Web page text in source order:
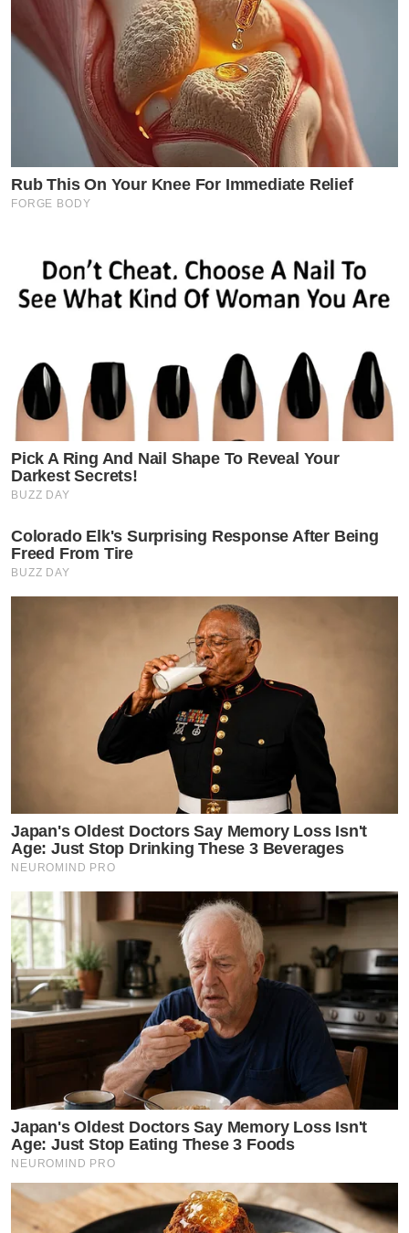
Rub This On Your Knee For Immediate Relief
FORGE BODY
Pick A Ring And Nail Shape To Reveal Your
Darkest Secrets!
BUZZ DAY
Colorado Elk's Surprising Response After Being
Freed From Tire
BUZZ DAY
Japan's Oldest Doctors Say Memory Loss Isn't
Age: Just Stop Drinking These 3 Beverages
NEUROMIND PRO
Japan's Oldest Doctors Say Memory Loss Isn't
Age: Just Stop Eating These 3 Foods
NEUROMIND PRO